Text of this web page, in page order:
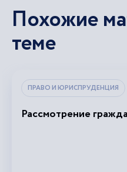
Похожие
теме
ПРАВО И ЮРИСПРУДЕНЦИЯ
Рассмотрение